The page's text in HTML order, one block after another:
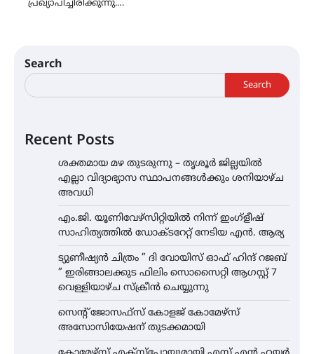
പ്രഖ്യാപിച്ചിരിക്കുന്നു.…
Search
Search
Recent Posts
ശക്തമായ മഴ തുടരുന്നു – തൃശൂർ ജില്ലയിൽ
എല്ലാ വിദ്യാഭ്യാസ സ്ഥാപനങ്ങൾക്കും ശനിയാഴ്ച
അവധി
എം.ജി. യൂണിവേഴ്‌സിറ്റിയിൽ നിന്ന് ഇംഗ്ളീഷ്
സാഹിത്യത്തിൽ ഡോക്ടറേറ്റ് നേടിയ എൻ. ആര്യ
ട്യുണീഷ്യൻ ചിത്രം ” ദി വോയിസ് ഓഫ് ഹിന്ദ് റജബ്
” ഇരിങ്ങാലക്കുട ഫിലിം സൊസൈറ്റി ആഗസ്റ്റ് 7
വെള്ളിയാഴ്ച സ്‌ക്രീൻ ചെയ്യുന്നു
സെന്റ് ജോസഫ്സ് കോളജ് കോമേഴ്‌സ്
അസോസിയേഷന് തുടക്കമായി